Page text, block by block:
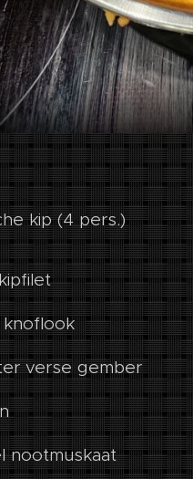
kip (4 pers.)
verse gember
nootmuskaat